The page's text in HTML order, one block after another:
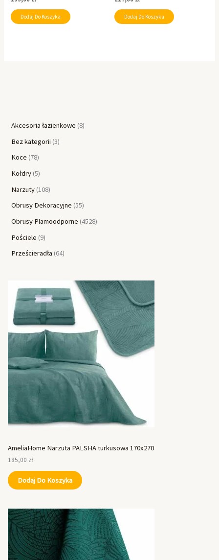
Akcesoria łazienkowe 8
Bez kategorii 3
Koce 78
Kołdry 5
Narzuty 108
Obrusy Dekoracyjne 55
Obrusy Plamoodporne 4528
Pościele 9
Prześcieradła 64
AmeliaHome Narzuta PALSHA turkusowa 170x270
185,00 zł
Dodaj Do Koszyka
Dodaj Do Koszyka Dodaj Do Koszyka